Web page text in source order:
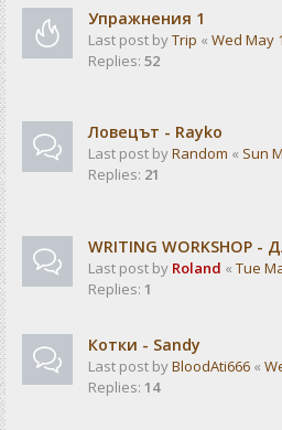
Упражнения 1
Last post byTrip « Wed May
Replies: 52
Ловецът - Rayko
Last post byRandom « Sun
Replies: 21
WRITING WORKSHOP
Last post by Roland « Tue
Replies: 1
Котки - Sandy
Last post byBloodAti666 «
Replies: 14